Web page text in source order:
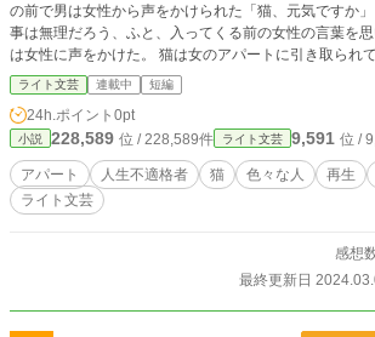
の前で男は女性から声をかけられた「猫、元気ですか
事は無理だろう、ふと、入ってくる前の女性の言葉を
は女性に声をかけた。 猫は女のアパートに引き取られていった、いや猫だけで
はない、男もだ。 アパートには色々と事情のある、変
た。
ライト文芸 連載中 短編
24h.ポイント 0pt
小説 228,589 位 / 228,589件 ライト文芸 9,591 位 /
アパート 人生不適格者 猫 色々な人 再生
ライト文芸
感想
最終更新日